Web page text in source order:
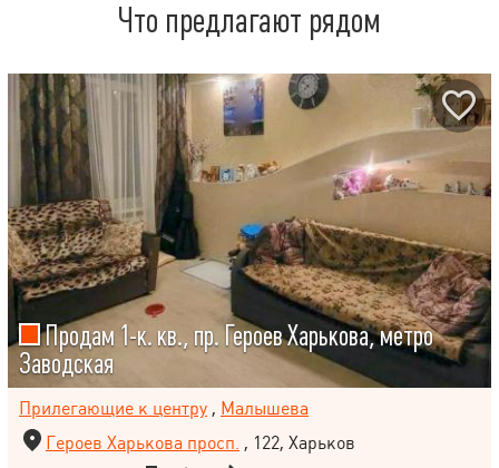
Что предлагают рядом
Продам 1-к. кв., пр. Героев Харькова, метро
Заводская
Прилегающие к центру , Малышева
Героев Харькова просп. , 122, Харьков